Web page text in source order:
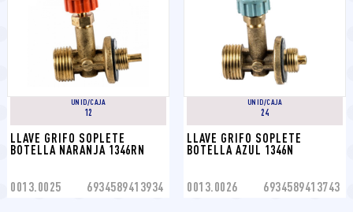
UNID/CAJA
12
LLAVE GRIFO SOPLETE
BOTELLA NARANJA 1346RN
0013.0025 6934589413934
UNID/CAJA
24
LLAVE GRIFO SOPLETE
BOTELLA AZUL 1346N
0013.0026 6934589413743